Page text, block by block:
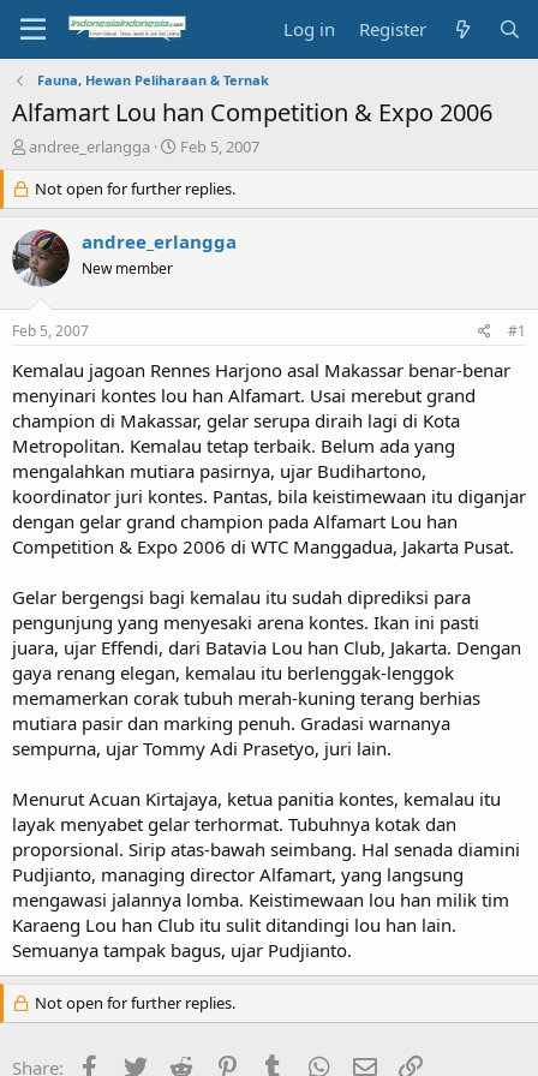
Log in Register
Fauna, Hewan Peliharaan & Ternak
Alfamart Lou han Competition & Expo 2006
T
r
e
a
d
s
r
e
r
andree_erlangga
S
a
r
d
Feb 5, 2007
Not open for further replies.
andree_erlangga
New member
Feb 5, 2007 #1
Kemalau jagoan Rennes Harjono asal Makassar benar-benar
menyinari kontes lou han Alfamart. Usai merebut grand
champion di Makassar, gelar serupa diraih lagi di Kota
Metropolitan. Kemalau tetap terbaik. Belum ada yang
mengalahkan mutiara pasirnya, ujar Budihartono,
koordinator juri kontes. Pantas, bila keistimewaan itu diganjar
dengan gelar grand champion pada Alfamart Lou han
Competition & Expo 2006 di WTC Manggadua, Jakarta Pusat.
Gelar bergengsi bagi kemalau itu sudah diprediksi para
pengunjung yang menyesaki arena kontes. Ikan ini pasti
juara, ujar Effendi, dari Batavia Lou han Club, Jakarta. Dengan
gaya renang elegan, kemalau itu berlenggak-lenggok
memamerkan corak tubuh merah-kuning terang berhias
mutiara pasir dan marking penuh. Gradasi warnanya
sempurna, ujar Tommy Adi Prasetyo, juri lain.
Menurut Acuan Kirtajaya, ketua panitia kontes, kemalau itu
layak menyabet gelar terhormat. Tubuhnya kotak dan
proporsional. Sirip atas-bawah seimbang. Hal senada diamini
Pudjianto, managing director Alfamart, yang langsung
mengawasi jalannya lomba. Keistimewaan lou han milik tim
Karaeng Lou han Club itu sulit ditandingi lou han lain.
Semuanya tampak bagus, ujar Pudjianto.
Not open for further replies.
Share: Facebook
Twitter Reddit PinterestTumblr WhatsApp
Email